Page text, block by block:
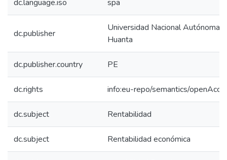
dc.language.iso spa
dc.publisher
Universidad Nacional Autónoma
Huanta
dc.publisher.country PE
dc.rights info:eu-repo/semantics/
dc.subject Rentabilidad
dc.subject Rentabilidad económica